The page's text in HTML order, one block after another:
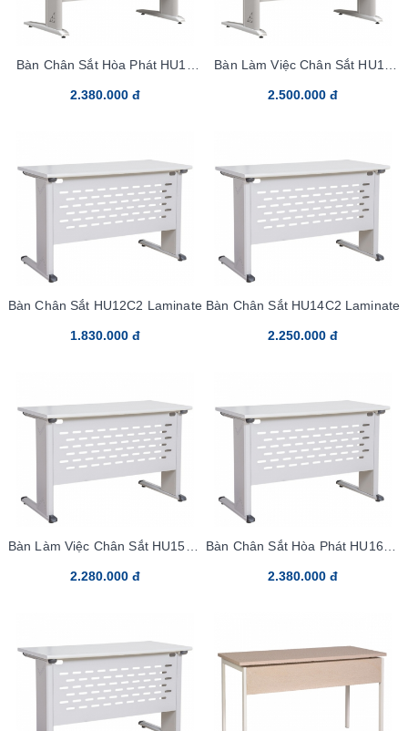
Bàn Chân Sắt Hòa Phát HU16
2.380.000 đ
Bàn Làm Việc Chân Sắt HU18
2.500.000 đ
Bàn Chân Sắt HU12C2 Laminate
1.830.000 đ
Bàn Chân Sắt HU14C2 Laminate
2.250.000 đ
Bàn Làm Việc Chân Sắt HU15C2
2.280.000 đ
Bàn Chân Sắt Hòa Phát HU16C2
2.380.000 đ